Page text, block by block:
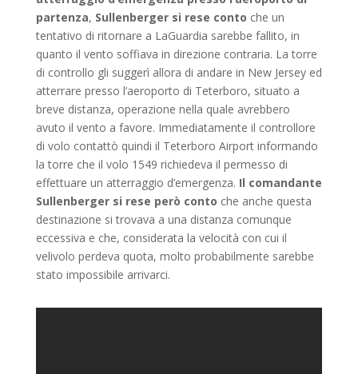
partenza, Sullenberger si rese conto che un
tentativo di ritornare a LaGuardia sarebbe fallito, in
quanto il vento soffiava in direzione contraria. La torre
di controllo gli suggerì allora di andare in New Jersey ed
atterrare presso l’aeroporto di Teterboro, situato a
breve distanza, operazione nella quale avrebbero
avuto il vento a favore. Immediatamente il controllore
di volo contattò quindi il Teterboro Airport informando
la torre che il volo 1549 richiedeva il permesso di
effettuare un atterraggio d’emergenza. Il comandante
Sullenberger si rese però conto che anche questa
destinazione si trovava a una distanza comunque
eccessiva e che, considerata la velocità con cui il
velivolo perdeva quota, molto probabilmente sarebbe
stato impossibile arrivarci.